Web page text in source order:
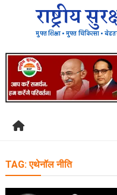
राष्ट्रीय
मुफ्त शिक्षा • मुफ्त चिकित्सा •
TAG:एथेनॉल नीति